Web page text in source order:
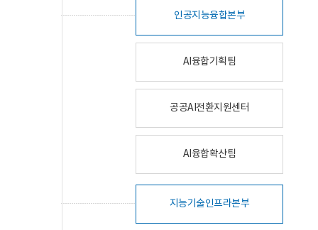
인공지능융합본부
AI융합기획팀
공공AI전환지원센터
AI융합확산팀
지능기술인프라본부